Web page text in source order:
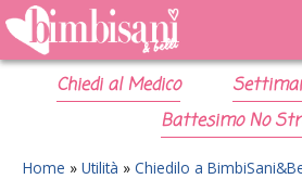
Chiedi al Medico
Battesimo No
Home » Utilità » Chiedilo a